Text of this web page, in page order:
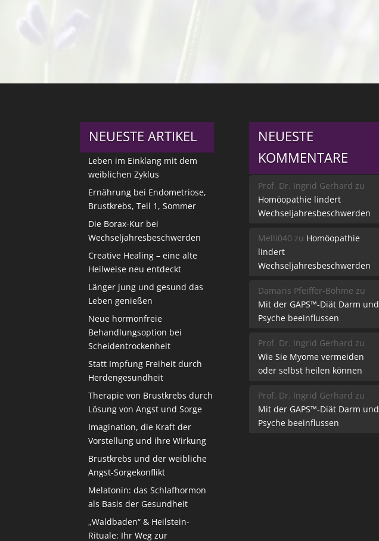
NEUESTE ARTIKEL
Leben im Einklang mit dem
weiblichen Zyklus
Ernährung bei Endometriose,
Brustkrebs, Teil 1, Sommer
Die Borax-Kur bei
Wechseljahresbeschwerden
Creative Healing – eine alte
Heilweise neu entdeckt
Länger jung und gesund das
Leben genießen
Neue hormonfreie
Behandlungsoption bei
Scheidentrockenheit
Statt Impfung Freiheit durch
Herdengesundheit
Therapie von Brustkrebs durch
Lösung von Angst und Sorge
Imagination, die Kraft der
Vorstellung und ihre Wirkung
Brustkrebs und der weibliche
Angst-Sorgekonflikt
Melatonin: das Schlafhormon
als Basis der Gesundheit
„Waldbaden“ & Heilstein-
Rituale: Ihr Weg zur
NEUESTE
KOMMENTARE
Prof. Dr. Ingrid Gerhard zu
Homöopathie lindert
Wechseljahresbeschwerden
Melli040 zu Homöopathie
lindert
Wechseljahresbeschwerden
Damaris Pfeiffer-Böhme zu
Mit der GAPS™-Diät Darm und
Psyche beeinflussen
Prof. Dr. Ingrid Gerhard zu
Wie Sie Myome vermeiden
oder selbst heilen können
Prof. Dr. Ingrid Gerhard zu
Mit der GAPS™-Diät Darm und
Psyche beeinflussen